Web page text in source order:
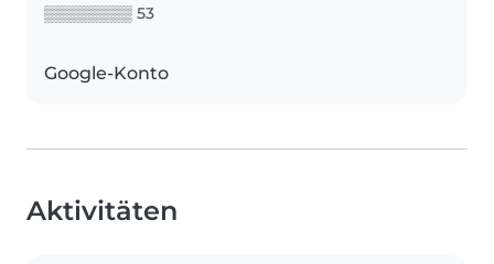
▒▒▒▒▒▒▒▒ 53
Google-Konto
Aktivitäten